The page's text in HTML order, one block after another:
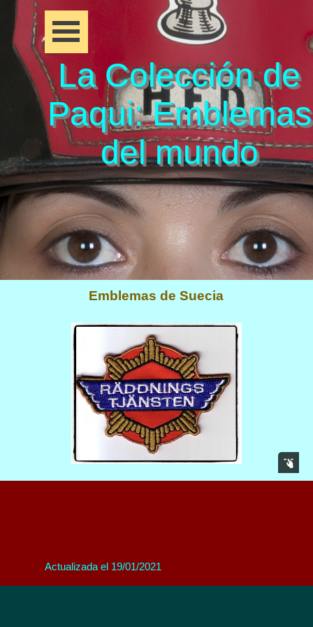
La Colección de
Paqui: Emblemas
del mundo
Emblemas de Suecia
Actualizada el 19/01/2021